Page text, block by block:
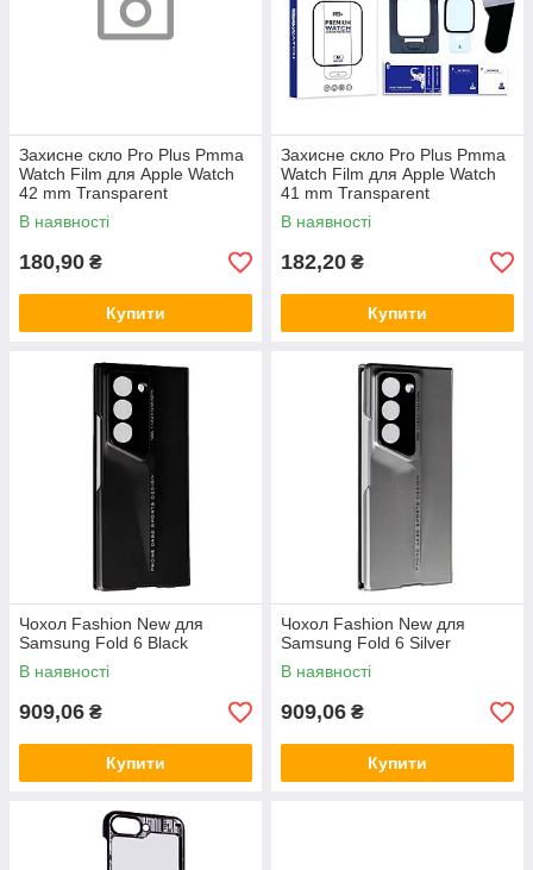
Захисне скло Pro Plus Pmma
Watch Film для Apple Watch
42 mm Transparent
В наявності
180,90 ₴
Купити
Захисне скло Pro Plus Pmma
Watch Film для Apple Watch
41 mm Transparent
В наявності
182,20 ₴
Купити
Чохол Fashion New для
Samsung Fold 6 Black
В наявності
909,06 ₴
Купити
Чохол Fashion New для
Samsung Fold 6 Silver
В наявності
909,06 ₴
Купити